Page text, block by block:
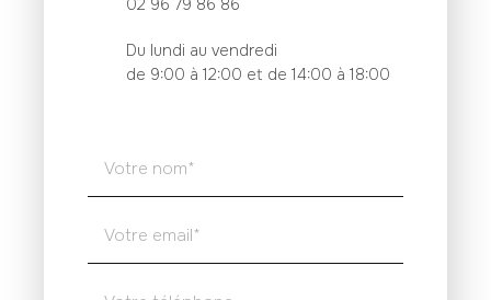
02 96 79 86 86
Du lundi au vendredi
de 9:00 à 12:00 et de 14:00 à 18:00